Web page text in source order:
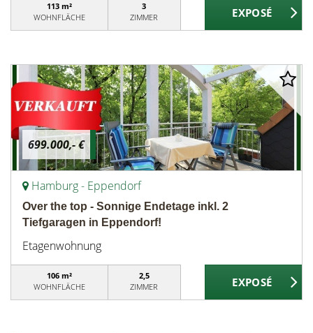
113 m²
WOHNFLÄCHE
3
ZIMMER
699.000,- €
Hamburg - Eppendorf
Over the top - Sonnige Endetage inkl. 2
Tiefgaragen in Eppendorf!
Etagenwohnung
106 m²
WOHNFLÄCHE
2,5
ZIMMER